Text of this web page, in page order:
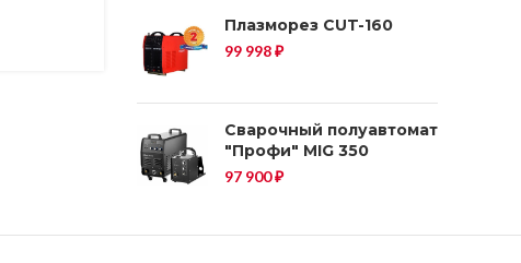
Плазморез CUT-160
99 998₽
Сварочный полуавтомат
"Профи" MIG 350
97 900₽